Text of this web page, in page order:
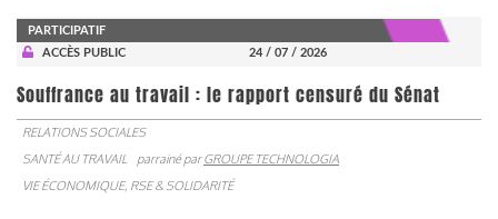
PARTICIPATIF
ACCÈS PUBLIC
24 / 07 / 2026
Souffrance au travail : le rapport censuré du Sénat
RELATIONS SOCIALES
SANTÉ AU TRAVAIL
parrainé parGROUPE TECHNOLOGIA
VIE ÉCONOMIQUE, RSE & SOLIDARITÉ